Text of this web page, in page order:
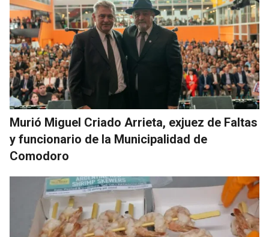
Murió Miguel Criado Arrieta, exjuez de Faltas
y funcionario de la Municipalidad de
Comodoro